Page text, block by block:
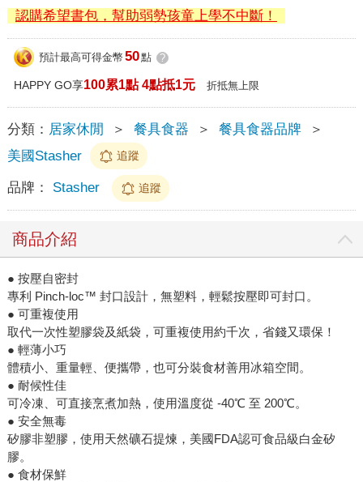
認購希望書包，幫助弱勢孩童上學不中斷！
預計最高可得金幣 50點 ?
HAPPY GO享100累1點 4點抵1元 折抵無上限
分類： 居家休閒 ＞ 餐具食器 ＞ 餐具食器品牌
＞
美國Stasher
追蹤
品牌： Stasher 追蹤
商品介紹
● 按壓自密封
專利 Pinch-loc™ 封口設計，無塑料，輕鬆按壓即可封口。
● 可重複使用
取代一次性塑膠袋及紙袋，可重複使用約千次，省錢又環保！
● 輕薄小巧
體積小、重量輕、便攜帶，也可分裝食材善用冰箱空間。
● 耐候性佳
可冷凍、可直接烹煮加熱，使用溫度從 -40℃ 至 200℃。
● 安全無毒
矽膠非塑膠，使用天然礦石提煉，美國FDA認可食品級白金矽
膠。
● 食材保鮮